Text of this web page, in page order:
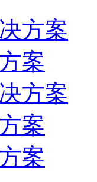
方案
案
方案
案
案